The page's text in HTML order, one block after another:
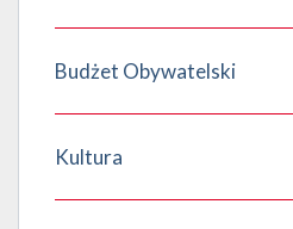
Budżet Obywatelski
Kultura